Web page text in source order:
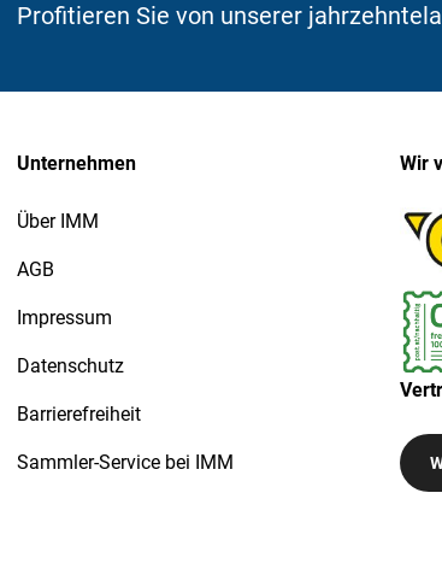
Profitieren Sie von unserer
Unternehmen
Über IMM
AGB
Impressum
Datenschutz
Barrierefreiheit
Sammler-Service bei IMM
Wir